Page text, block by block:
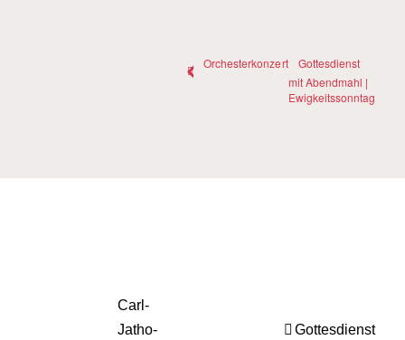
Orchesterkonzert
Gottesdienst
mit Abendmahl |
Ewigkeitssonntag
Carl-
Jatho-
Gottesdienst